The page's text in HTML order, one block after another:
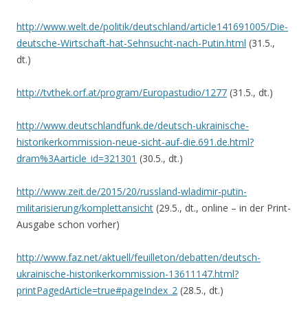
http://www.welt.de/politik/deutschland/article141691005/Die-
deutsche-Wirtschaft-hat-Sehnsucht-nach-Putin.html (31.5.,
dt.)
http://tvthek.orf.at/program/Europastudio/1277 (31.5., dt.)
http://www.deutschlandfunk.de/deutsch-ukrainische-
historikerkommission-neue-sicht-auf-die.691.de.html?
dram%3Aarticle_id=321301 (30.5., dt.)
http://www.zeit.de/2015/20/russland-wladimir-putin-
militarisierung/komplettansicht (29.5., dt., online – in der Print-
Ausgabe schon vorher)
http://www.faz.net/aktuell/feuilleton/debatten/deutsch-
ukrainische-historikerkommission-13611147.html?
printPagedArticle=true#pageIndex_2 (28.5., dt.)